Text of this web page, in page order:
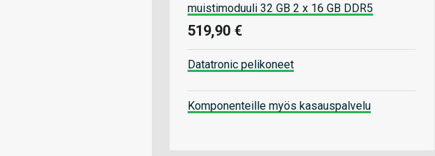
muistimoduuli 32 GB 2 x 16 GB DDR5
519,90 €
Datatronic pelikoneet
Komponenteille myös kasauspalvelu